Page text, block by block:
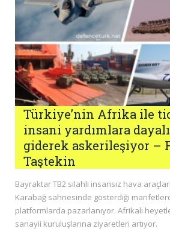
Türkiye’nin Afrika ile
insani yardımlara
giderek askerileşiyor –
Taştekin
Bayraktar TB2 silahlı insansız hava
Karabağ sahnesinde gösterdiği
platformlarda pazarlanıyor. Afrikalı
sanayii kuruluşlarına ziyaretleri artıyor.